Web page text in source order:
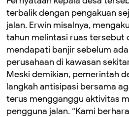
terbalik dengan pengakuan
jalan. Erwin misalnya,
tahun melintasi ruas tersebut
mendapati banjir sebelum
perusahaan di kawasan
Meski demikian, pemerintah
langkah antisipasi bersama
terus mengganggu aktivitas
pengguna jalan. “Kami